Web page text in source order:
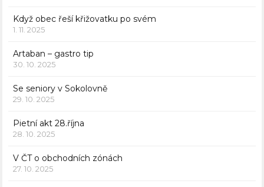
Když obec řeší křižovatku po svém
1. 11. 2025
Artaban – gastro tip
30. 10. 2025
Se seniory v Sokolovně
29. 10. 2025
Pietní akt 28.října
28. 10. 2025
V ČT o obchodních zónách
27. 10. 2025